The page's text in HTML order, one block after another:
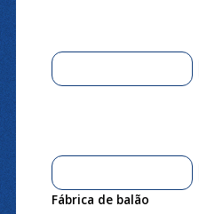
Fábrica de balão